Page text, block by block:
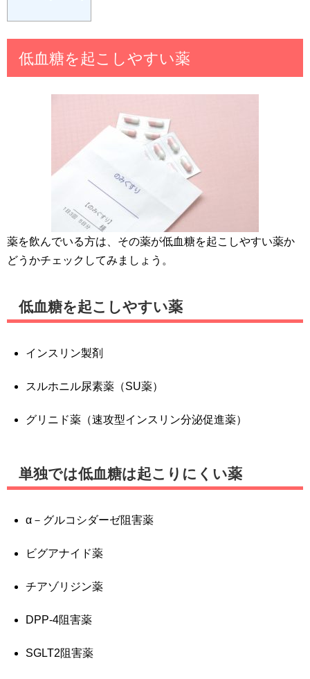
低血糖を起こしやすい薬
薬を飲んでいる方は、その薬が低血糖を起こしやすい薬か
どうかチェックしてみましょう。
低血糖を起こしやすい薬
インスリン製剤
スルホニル尿素薬（SU薬）
グリニド薬（速攻型インスリン分泌促進薬）
単独では低血糖は起こりにくい薬
α－グルコシダーゼ阻害薬
ビグアナイド薬
チアゾリジン薬
DPP-4阻害薬
SGLT2阻害薬